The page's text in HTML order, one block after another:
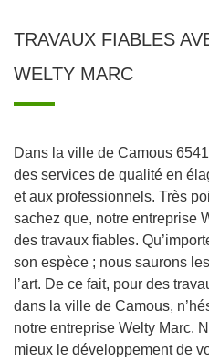
TRAVAUX FIABLES
WELTY MARC
Dans la ville de Camous
des services de qualité en
et aux professionnels. Très
sachez que, notre entreprise
des travaux fiables.
son espèce ; nous saurons
l’art. De ce fait, pour des
dans la ville de Camous,
notre entreprise Welty Marc.
mieux le développement de